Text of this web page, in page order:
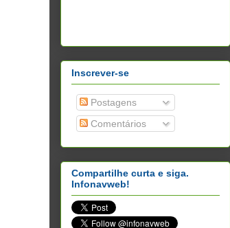
Inscrever-se
Postagens
Comentários
Compartilhe curta e siga.
Infonavweb!